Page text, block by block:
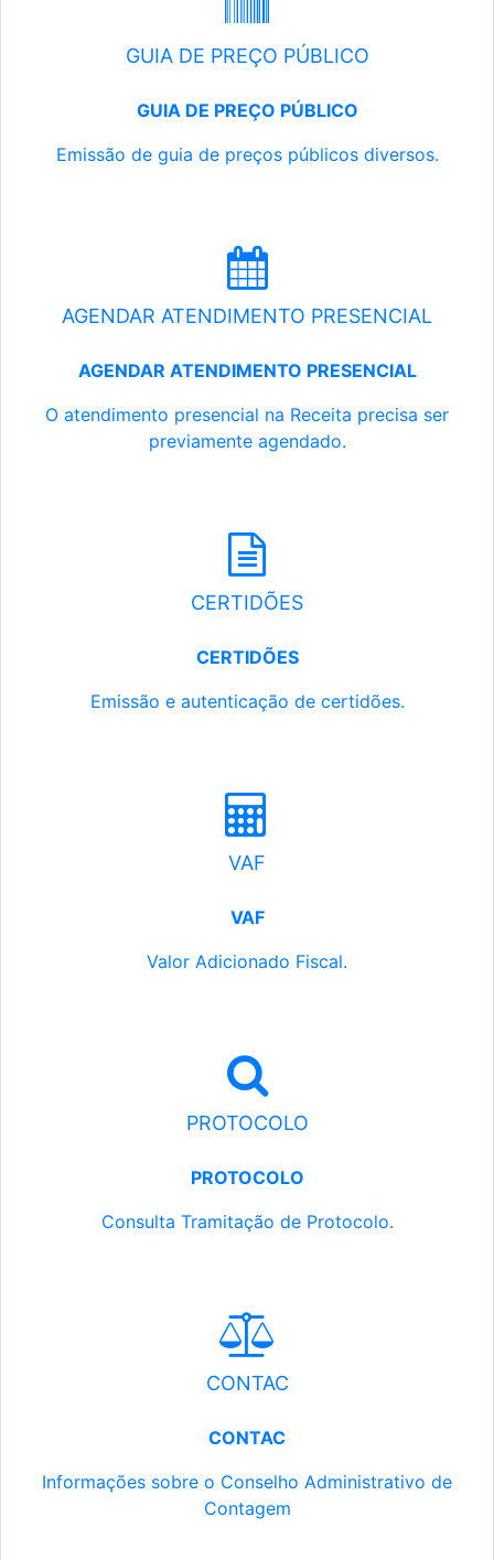
GUIA DE PREÇO PÚBLICO
GUIA DE PREÇO PÚBLICO
Emissão de guia de preços públicos diversos.
AGENDAR ATENDIMENTO PRESENCIAL
AGENDAR ATENDIMENTO PRESENCIAL
O atendimento presencial na Receita precisa ser
previamente agendado.
CERTIDÕES
CERTIDÕES
Emissão e autenticação de certidões.
VAF
VAF
Valor Adicionado Fiscal.
PROTOCOLO
PROTOCOLO
Consulta Tramitação de Protocolo.
CONTAC
CONTAC
Informações sobre o Conselho Administrativo de
Contagem